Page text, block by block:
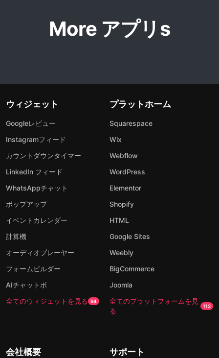
More アプリs
ウィジェット
Googleレビュー
Instagramフィード
カウントダウンタイマー
LinkedIn フィード
WhatsAppチャット
ポップアップ
イベントカレンダー
計算機
オーディオプレーヤー
フォームビルダー
AIチャットボ
全てのウィジェットを見る 94
プラットホーム
Squarespace
Wix
Webflow
WordPress
Elementor
Shopify
HTML
Google Sites
Weebly
BigCommerce
Joomla
全てのプラットフォームを見
る
112
会社概要 サポート